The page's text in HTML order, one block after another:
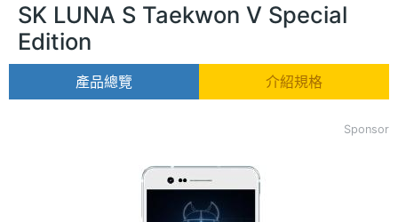
SK LUNA S Taekwon V Special
Edition
產品總覽 介紹規格
Sponsor